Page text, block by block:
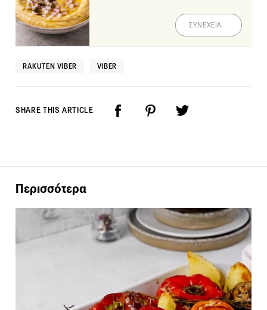
ΣΥΝΕΧΕΙΑ
RAKUTEN VIBER VIBER
SHARE THIS ARTICLE
Περισσότερα